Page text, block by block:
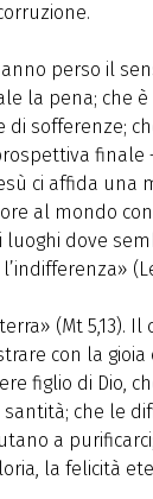
perso il
la pena; che
di sofferenze;
finale
ci affida una
al mondo
dove
(Mt 5,13). Il
con la gioia
figlio di Dio,
che le
a
la felicità